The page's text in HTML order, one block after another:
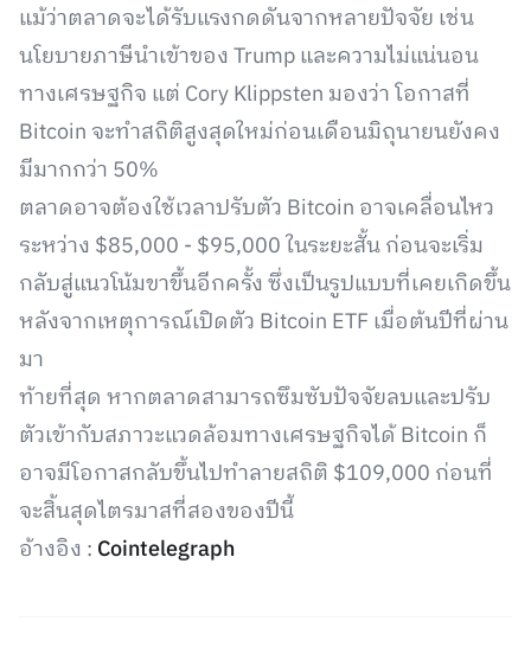
แม้ว่าตลาดจะได้รับแรงกดดันจากหลายปัจจัย เช่น
นโยบายภาษีนำเข้าของ Trump และความไม่แน่นอน
ทางเศรษฐกิจ แต่ Cory Klippsten มองว่า โอกาสที่
Bitcoin จะทำสถิติสูงสุดใหม่ก่อนเดือนมิถุนายนยังคง
มีมากกว่า 50%
ตลาดอาจต้องใช้เวลาปรับตัว Bitcoin อาจเคลื่อนไหว
ระหว่าง $85,000 - $95,000 ในระยะสั้น ก่อนจะเริ่ม
กลับสู่แนวโน้มขาขึ้นอีกครั้ง ซึ่งเป็นรูปแบบที่เคยเกิดขึ้น
หลังจากเหตุการณ์เปิดตัว Bitcoin ETF เมื่อต้นปีที่ผ่าน
มา
ท้ายที่สุด หากตลาดสามารถซึมซับปัจจัยลบและปรับ
ตัวเข้ากับสภาวะแวดล้อมทางเศรษฐกิจได้ Bitcoin ก็
อาจมีโอกาสกลับขึ้นไปทำลายสถิติ $109,000 ก่อนที่
จะสิ้นสุดไตรมาสที่สองของปีนี้
อ้างอิง : Cointelegraph